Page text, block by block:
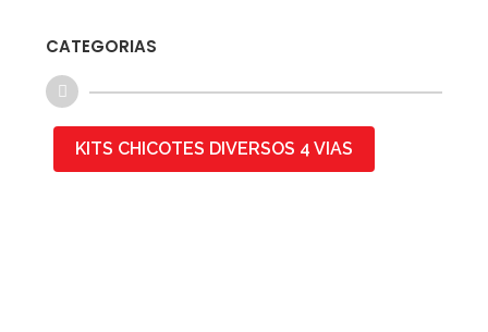
CATEGORIAS
KITS CHICOTES DIVERSOS 4 VIAS